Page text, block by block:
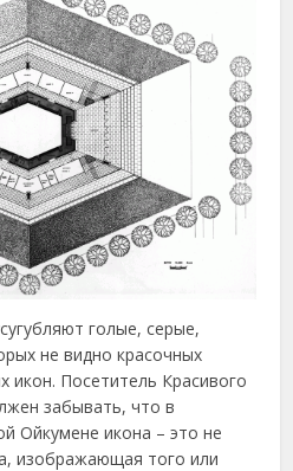
голые, серые,
не видно красочных
икон. Посетитель Красивого
забывать, что в
Ойкумене икона – это не
изображающая того или